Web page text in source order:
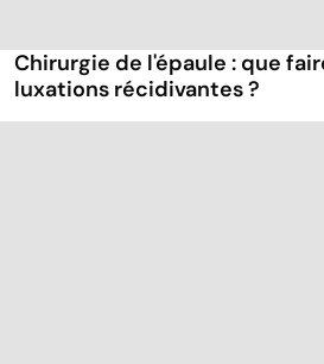
Chirurgie de l'épaule : que
luxations récidivantes ?